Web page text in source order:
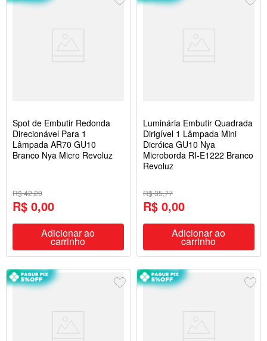
Spot de Embutir Redonda
Direcionável Para 1
Lâmpada AR70 GU10
Branco Nya Micro Revoluz
R$ 42,20
R$ 0,00
Adicionar ao
carrinho
Luminária Embutir Quadrada
Dirigível 1 Lâmpada Mini
Dicróica GU10 Nya
Microborda RI-E1222 Branco
Revoluz
R$ 35,77
R$ 0,00
Adicionar ao
carrinho